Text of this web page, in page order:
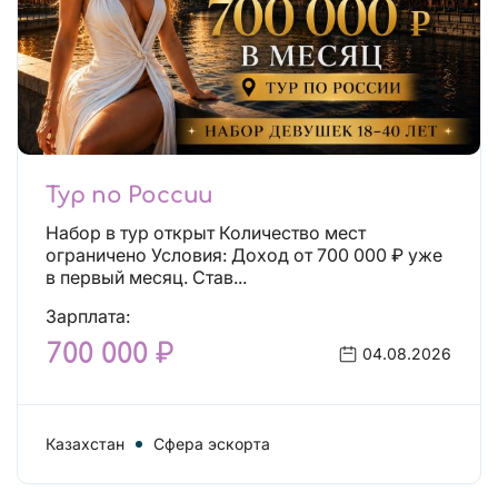
Тур по России
Набор в тур открыт Количество мест
ограничено Условия: Доход от 700 000 ₽ уже
в первый месяц. Став...
Зарплата:
700 000 ₽ 04.08.2026
Казахстан Сфера эскорта